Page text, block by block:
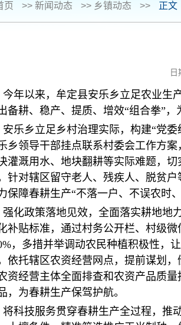
页 >> 新闻动态 >> 乡镇动态 >> 正文
今年以来，牟定县安乐乡立足农业生
备耕、稳产、提质、增效“组合拳”
安乐乡立足乡村治理实际，构建“党
乡领导干部挂点联系村委会工作方
灌溉用水、地块翻耕等实际难题，
针对辖区留守老人、残疾人、脱贫
保障春耕生产“不落一户、不误农时、
强化政策落地见效，全面落实耕地地
补贴标准，通过村务公开栏、村级
，多措并举调动农民种植积极性，
依托辖区农资经营网点，提前谋划
资经营主体全面排查和农资产品质
，为春耕生产保驾护航。
将科技服务贯穿春耕生产全过程，推